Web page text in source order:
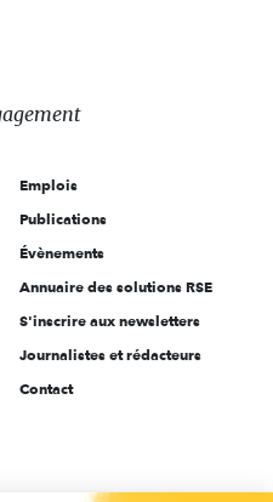
Emplois
Publications
Évènements
Annuaire des solutions RSE
S'inscrire aux newsletters
Journalistes et rédacteurs
Contact